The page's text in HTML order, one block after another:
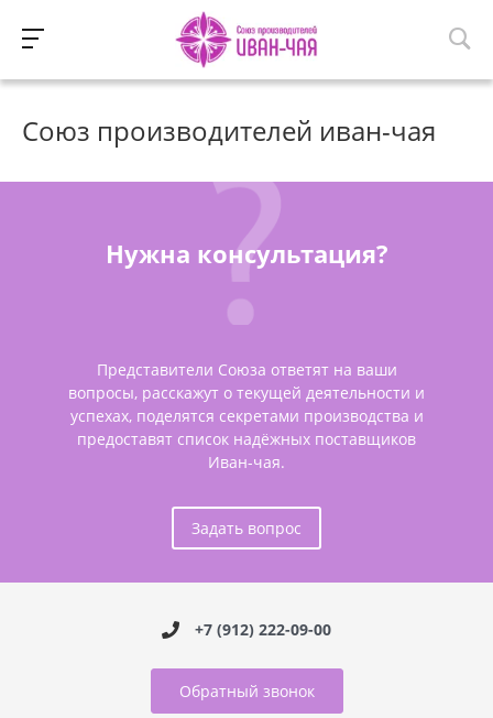
Союз производителей иван-чая
Нужна консультация?
Представители Союза ответят на ваши
вопросы, расскажут о текущей деятельности и
успехах, поделятся секретами производства и
предоставят список надёжных поставщиков
Иван-чая.
Задать вопрос
+7 (912) 222-09-00
Обратный звонок